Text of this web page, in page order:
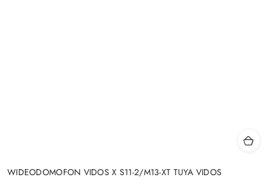
WIDEODOMOFON VIDOS X S11-2/M13-XT TUYA VIDOS